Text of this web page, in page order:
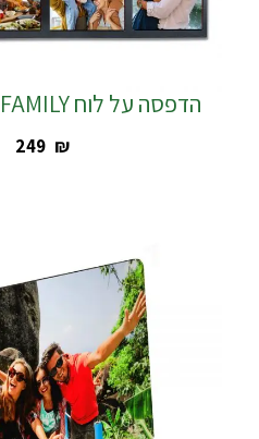
הדפסה על לוח FAMILY עם 8 תמונות
‎249 ₪